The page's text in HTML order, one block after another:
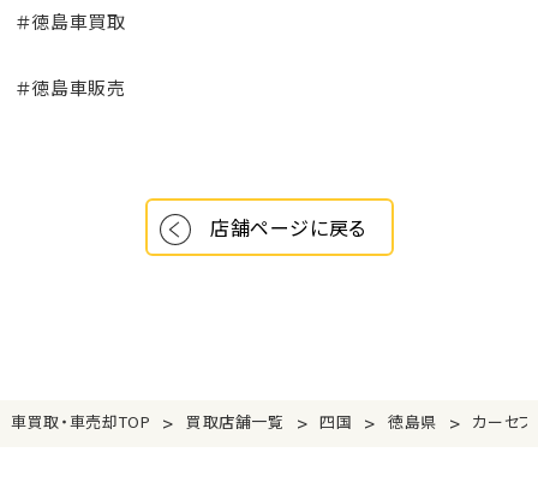
＃徳島車買取
＃徳島車販売
店舗ページに戻る
車買取・車売却TOP > 買取店舗一覧 > 四国 > 徳島県 > カーセ